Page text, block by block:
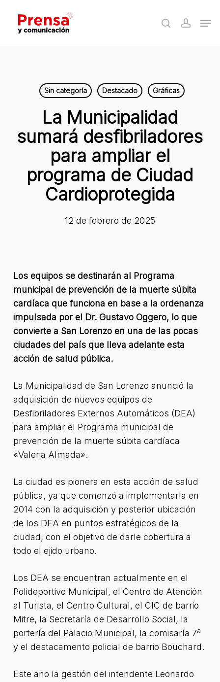
main
search
Sin categoría Destacado Gráficas
La Municipalidad
sumará desfibriladores
para ampliar el
programa de Ciudad
Cardioprotegida
12 de febrero de 2025
Los equipos se destinarán al Programa
municipal de prevención de la muerte súbita
cardíaca que funciona en base a la ordenanza
impulsada por el Dr. Gustavo Oggero, lo que
convierte a San Lorenzo en una de las pocas
ciudades del país que lleva adelante esta
acción de salud pública.
La Municipalidad de San Lorenzo anunció la
adquisición de nuevos equipos de
Desfibriladores Externos Automáticos (DEA)
para ampliar el Programa municipal de
prevención de la muerte súbita cardíaca
«Valeria Almada».
La ciudad es pionera en esta acción de salud
pública, ya que comenzó a implementarla en
2014 con la adquisición y posterior ubicación
de los DEA en puntos estratégicos de la
ciudad, con el objetivo de darle cobertura a
todo el ejido urbano.
Los DEA se encuentran actualmente en el
Polideportivo Municipal, el Centro de Atención
al Turista, el Centro Cultural, el CIC de barrio
Mitre, la Secretaría de Desarrollo Social, la
portería del Palacio Municipal, la comisaría 7ª
y el destacamento policial de barrio Bouchard.
Este año la gestión del intendente Leonardo